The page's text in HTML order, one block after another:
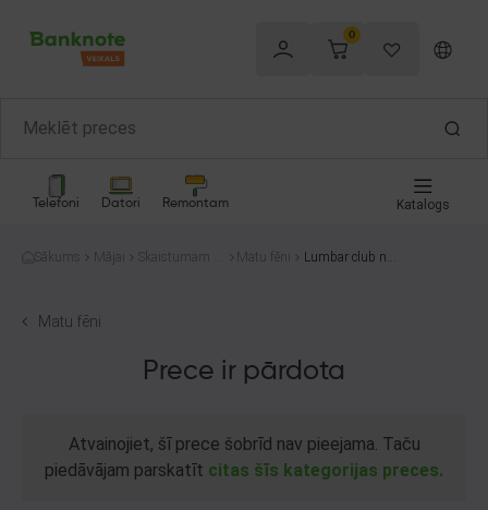
0
Telefoni Datori Remontam Katalogs
Sākums Mājai
Skaistumam u
Matu fēni
Lumbar club nat
Matu fēni
Prece ir pārdota
Atvainojiet, šī prece šobrīd nav pieejama. Taču
piedāvājam parskatīt citas šīs kategorijas preces.